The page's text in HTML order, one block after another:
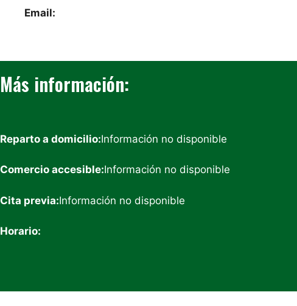
Email:
Más información:
Reparto a domicilio:Información no disponible
Comercio accesible:Información no disponible
Cita previa:Información no disponible
Horario: